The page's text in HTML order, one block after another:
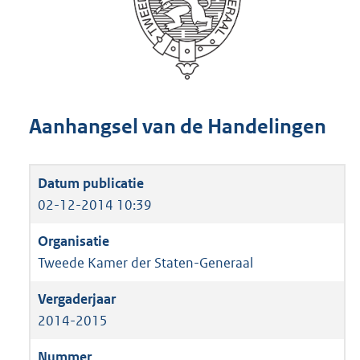
Aanhangsel van de Handelingen
02-12-2014 10:39
Tweede Kamer der Staten-Generaal
2014-2015